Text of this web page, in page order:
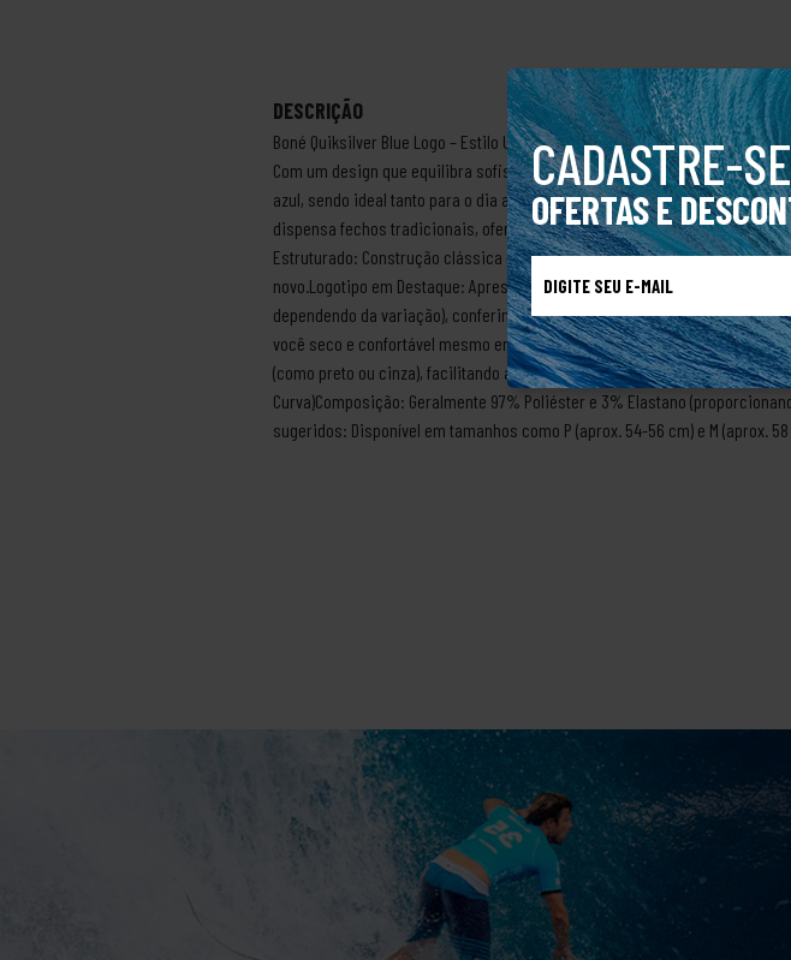
CADASTRE-
OFERTAS E
DESCRIÇÃO
Boné Quiksilver Blue Logo – Estilo Urbano com Essência SurfO Boné
Com um design que equilibra sofisticação e atitude, este modelo se
azul, sendo ideal tanto para o dia a dia quanto para momentos de lazer
dispensa fechos tradicionais, oferecendo um encaixe personalizado e
Estruturado: Construção clássica de seis painéis que mantém a forma
novo.Logotipo em Destaque: Apresenta o logo da Quiksilver centralizado,
dependendo da variação), conferindo identidade exclusiva à
você seco e confortável mesmo em dias mais quentes.Versatilidade
(como preto ou cinza), facilitando a combinação com qualquer look
Curva)Composição: Geralmente 97% Poliéster e 3% Elastano
sugeridos: Disponível em tamanhos como P (aprox. 54-56 cm) e M (aprox. 58